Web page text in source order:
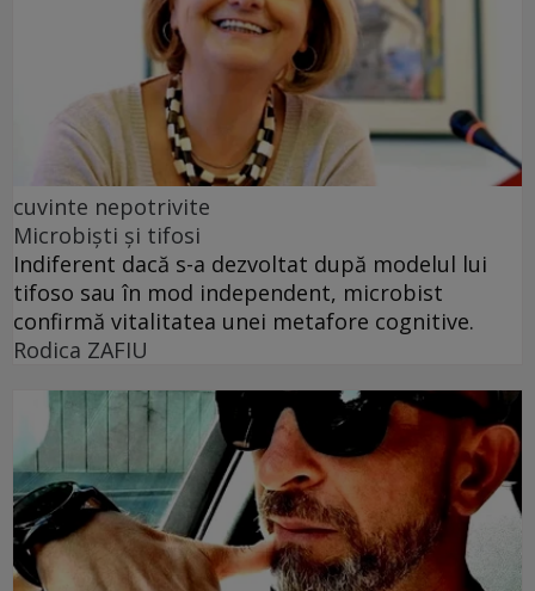
cuvinte nepotrivite
Microbiști și tifosi
Indiferent dacă s-a dezvoltat după modelul lui
tifoso sau în mod independent, microbist
confirmă vitalitatea unei metafore cognitive.
Rodica ZAFIU